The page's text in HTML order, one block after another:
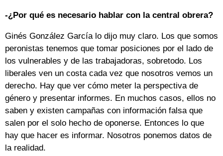
-¿Por qué es necesario hablar con la central obrera?
Ginés González García lo dijo muy claro. Los que somos
peronistas tenemos que tomar posiciones por el lado de
los vulnerables y de las trabajadoras, sobretodo. Los
liberales ven un costa cada vez que nosotros vemos un
derecho. Hay que ver cómo meter la perspectiva de
género y presentar informes. En muchos casos, ellos no
saben y existen campañas con información falsa que
salen por el solo hecho de oponerse. Entonces lo que
hay que hacer es informar. Nosotros ponemos datos de
la realidad.